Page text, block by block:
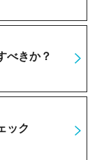
べきか？
ック